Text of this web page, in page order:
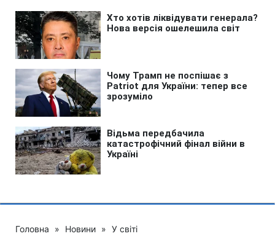
Головна » Новини » У світі